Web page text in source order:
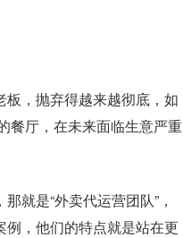
，抛弃得越来越彻底，如
餐厅，在未来面临生意严重
就是“外卖代运营团队”，
，他们的特点就是站在更